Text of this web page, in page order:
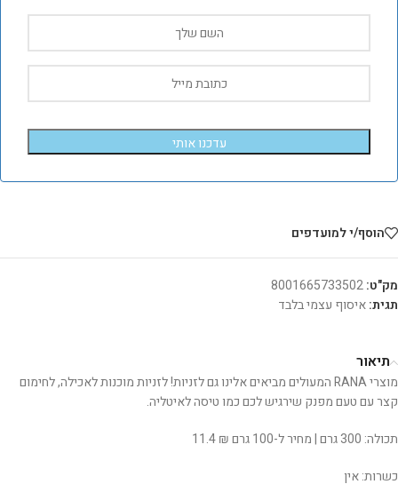
עדכנו אותי
הוסף/י למועדפים
מק"ט:8001665733502
תגית:איסוף עצמי בלבד
תיאור
מוצרי RANA המעולים מביאים אלינו גם לזניות! לזניות מוכנות לאכילה, לחימום
קצר עם טעם מפנק שירגיש לכם כמו טיסה לאיטליה.
תכולה: 300 גרם | מחיר ל-100 גרם ₪ 11.4
כשרות: אין